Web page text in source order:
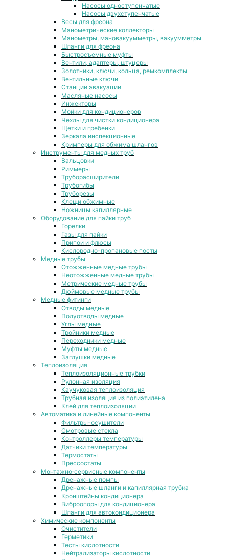
Насосы одноступенчатые
Насосы двухступенчатые
Весы для фреона
Манометрические коллекторы
Манометры, мановакуумметры, вакуумметры
Шланги для фреона
Быстросъемные муфты
Вентили, адаптеры, штуцеры
Золотники, ключи, кольца, ремкомплекты
Вентильные ключи
Станции эвакуации
Масляные насосы
Инжекторы
Мойки для кондиционеров
Чехлы для чистки кондиционера
Щетки и гребенки
Зеркала инспекционные
Кримперы для обжима шлангов
Инструменты для медных труб
Вальцовки
Риммеры
Труборасширители
Трубогибы
Труборезы
Клещи обжимные
Ножницы капиллярные
Оборудование для пайки труб
Горелки
Газы для пайки
Припои и флюсы
Кислородно-пропановые посты
Медные трубы
Отожженные медные трубы
Неотожженные медные трубы
Метрические медные трубы
Дюймовые медные трубы
Медные фитинги
Отводы медные
Полуотводы медные
Углы медные
Тройники медные
Переходники медные
Муфты медные
Заглушки медные
Теплоизоляция
Теплоизоляционные трубки
Рулонная изоляция
Каучуковая теплоизоляция
Трубная изоляция из полиэтилена
Клей для теплоизоляции
Автоматика и линейные компоненты
Фильтры-осушители
Смотровые стекла
Контроллеры температуры
Датчики температуры
Термостаты
Прессостаты
Монтажно‑сервисные компоненты
Дренажные помпы
Дренажные шланги и капиллярная трубка
Кронштейны кондиционера
Виброопоры для кондиционера
Шланги для автокондиционера
Химические компоненты
Очистители
Герметики
Тесты кислотности
Нейтрализаторы кислотности